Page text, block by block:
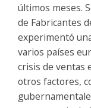
últimos meses.
de Fabricantes
experimentó
varios países
crisis de ventas
otros factores,